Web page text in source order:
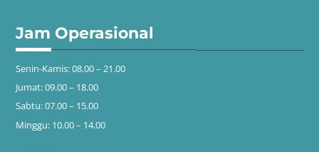
Jam Operasional
Senin-Kamis: 08.00 – 21.00
Jumat: 09.00 – 18.00
Sabtu: 07.00 – 15.00
Minggu: 10.00 – 14.00